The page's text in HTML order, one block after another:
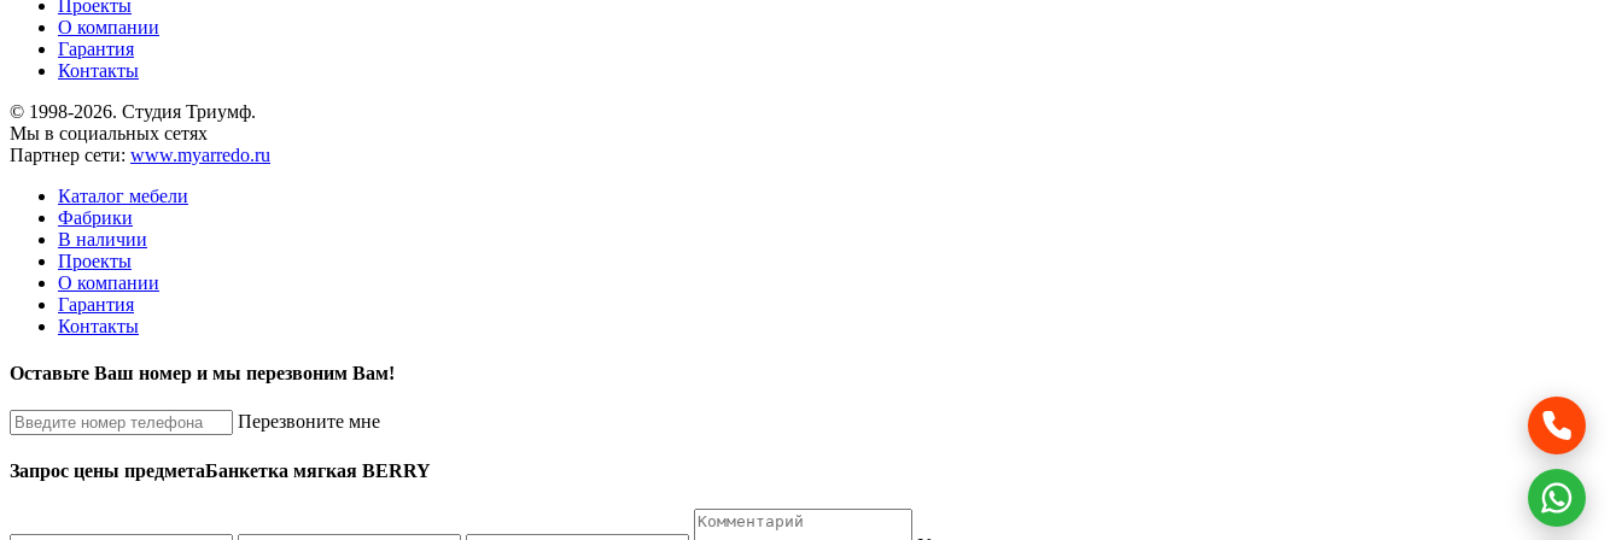
Проекты
О компании
Гарантия
Контакты
© 1998-2026. Студия Триумф.
Мы в социальных сетях
Партнер сети: www.myarredo.ru
Каталог мебели
Фабрики
В наличии
Проекты
О компании
Гарантия
Контакты
Оставьте Ваш номер и мы перезвоним Вам!
Перезвоните мне
Запрос цены предметаБанкетка мягкая BERRY